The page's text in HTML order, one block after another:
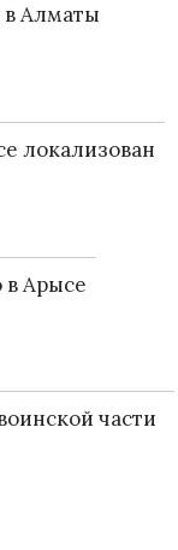
Алматы
локализован
в Арысе
части